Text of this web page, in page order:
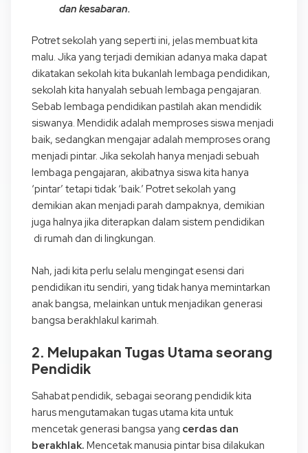
dan kesabaran.
Potret sekolah yang seperti ini, jelas membuat kita
malu. Jika yang terjadi demikian adanya maka dapat
dikatakan sekolah kita bukanlah lembaga pendidikan,
sekolah kita hanyalah sebuah lembaga pengajaran.
Sebab lembaga pendidikan pastilah akan mendidik
siswanya. Mendidik adalah memproses siswa menjadi
baik, sedangkan mengajar adalah memproses orang
menjadi pintar. Jika sekolah hanya menjadi sebuah
lembaga pengajaran, akibatnya siswa kita hanya
‘pintar’ tetapi tidak ‘baik.’ Potret sekolah yang
demikian akan menjadi parah dampaknya, demikian
juga halnya jika diterapkan dalam sistem pendidikan
di rumah dan di lingkungan.
Nah, jadi kita perlu selalu mengingat esensi dari
pendidikan itu sendiri, yang tidak hanya memintarkan
anak bangsa, melainkan untuk menjadikan generasi
bangsa berakhlakul karimah.
2. Melupakan Tugas Utama seorang
Pendidik
Sahabat pendidik, sebagai seorang pendidik kita
harus mengutamakan tugas utama kita untuk
mencetak generasi bangsa yang cerdas dan
berakhlak. Mencetak manusia pintar bisa dilakukan